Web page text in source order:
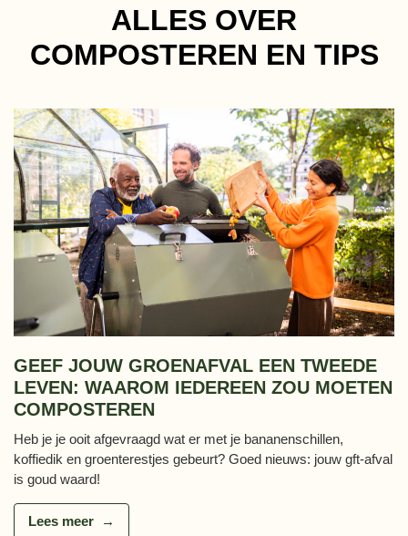
ALLES OVER
COMPOSTEREN EN TIPS
GEEF JOUW GROENAFVAL EEN TWEEDE
LEVEN: WAAROM IEDEREEN ZOU MOETEN
COMPOSTEREN
Heb je je ooit afgevraagd wat er met je bananenschillen,
koffiedik en groenterestjes gebeurt? Goed nieuws: jouw gft-afval
is goud waard!
Lees meer